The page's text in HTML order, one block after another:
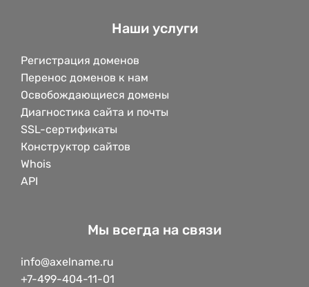
Наши услуги
Регистрация доменов
Перенос доменов к нам
Освобождающиеся домены
Диагностика сайта и почты
SSL-сертификаты
Конструктор сайтов
Whois
API
Мы всегда на связи
info@axelname.ru
+7-499-404-11-01